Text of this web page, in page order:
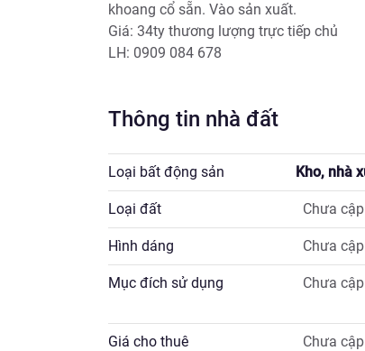
khoang cổ sẵn. Vào sản xuất.
Giá: 34ty thương lượng trực tiếp chủ
LH: 0909 084 678
Thông tin nhà đất
Loại bất động sản Kho, nhà
Loại đất Chưa
Hình dáng Chưa
Mục đích sử dụng Chưa
Giá cho thuê Chưa